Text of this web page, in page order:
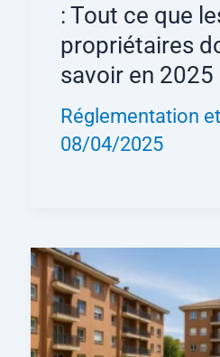
: Tout ce que
propriétaires
savoir en 2025
Réglementation
08/04/2025